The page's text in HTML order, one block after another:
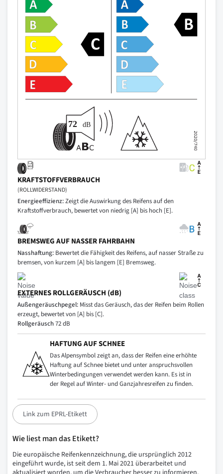
KRAFTSTOFFVERBRAUCH
(ROLLWIDERSTAND)
Energieeffizienz:Zeigt die Auswirkung des Reifens auf den
Kraftstoffverbrauch, bewertet von niedrig [A] bis hoch [E].
BREMSWEG AUF NASSER FAHRBAHN
Nasshaftung: Bewertet die Fähigkeit des Reifens, auf nasser Straße zu
bremsen, von kurzem [A] bis langem [E] Bremsweg.
EXTERNES ROLLGERÄUSCH (dB)
Außengeräuschpegel: Misst das Geräusch, das der Reifen beim Rollen
erzeugt, bewertet von [A] bis [C].
Rollgeräusch72 dB
HAFTUNG AUF SCHNEE
Das Alpensymbol zeigt an, dass der Reifen eine erhöhte
Haftung auf Schnee bietet und unter anspruchsvollen
Winterbedingungen verwendet werden kann. Es ist in
der Regel auf Winter- und Ganzjahresreifen zu finden.
Link zum EPRL-Etikett
Wie liest man das Etikett?
Die europäische Reifenkennzeichnung, die ursprünglich 2012
eingeführt wurde, ist seit dem 1. Mai 2021 überarbeitet und